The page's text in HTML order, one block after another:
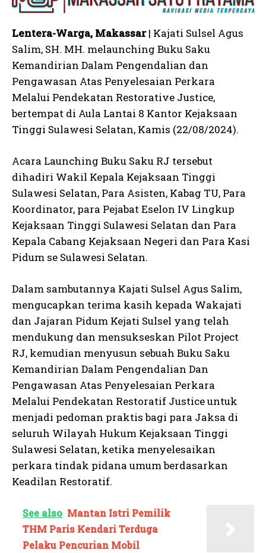
Lentera-Warga, Makassar| Kajati Sulsel Agus
Salim, SH. MH. melaunching Buku Saku
Kemandirian Dalam Pengendalian dan
Pengawasan Atas Penyelesaian Perkara
Melalui Pendekatan Restorative Justice,
bertempat di Aula Lantai 8 Kantor Kejaksaan
Tinggi Sulawesi Selatan, Kamis (22/08/2024).
Acara Launching Buku Saku RJ tersebut
dihadiri Wakil Kepala Kejaksaan Tinggi
Sulawesi Selatan, Para Asisten, Kabag TU, Para
Koordinator, para Pejabat Eselon IV Lingkup
Kejaksaan Tinggi Sulawesi Selatan dan Para
Kepala Cabang Kejaksaan Negeri dan Para Kasi
Pidum se Sulawesi Selatan.
Dalam sambutannya Kajati Sulsel Agus Salim,
mengucapkan terima kasih kepada Wakajati
dan Jajaran Pidum Kejati Sulsel yang telah
mendukung dan mensukseskan Pilot Project
RJ, kemudian menyusun sebuah Buku Saku
Kemandirian Dalam Pengendalian Dan
Pengawasan Atas Penyelesaian Perkara
Melalui Pendekatan Restoratif Justice untuk
menjadi pedoman praktis bagi para Jaksa di
seluruh Wilayah Hukum Kejaksaan Tinggi
Sulawesi Selatan, ketika menyelesaikan
perkara tindak pidana umum berdasarkan
Keadilan Restoratif.
See also Mantan Istri Pemilik
THM Paris Kendari Terduga
Pelaku Pencurian Mobil